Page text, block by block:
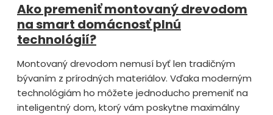
Ako premeniť montovaný drevodom
na smart domácnosť plnú
technológií?
Montovaný drevodom nemusí byť len tradičným
bývaním z prírodných materiálov. Vďaka moderným
technológiám ho môžete jednoducho premeniť na
inteligentný dom, ktorý vám poskytne maximálny